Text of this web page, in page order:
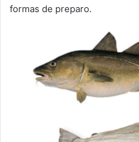
formas de preparo.